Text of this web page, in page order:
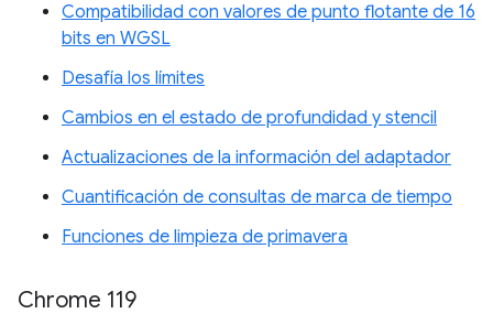
Compatibilidad con valores de punto flotante de 16
bits en WGSL
Desafía los límites
Cambios en el estado de profundidad y stencil
Actualizaciones de la información del adaptador
Cuantificación de consultas de marca de tiempo
Funciones de limpieza de primavera
Chrome 119